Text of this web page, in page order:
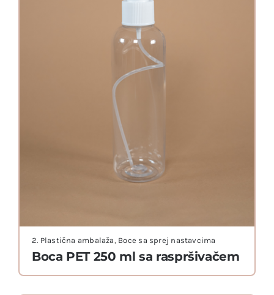
Boca PET 250 ml sa raspršivačem
2. Plastična ambalaža, Boce sa sprej nastavcima